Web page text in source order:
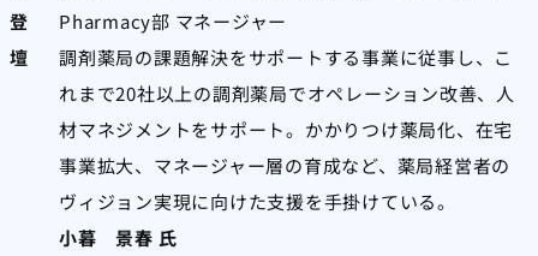
登
壇
Pharmacy部 マネージャー
調剤薬局の課題解決をサポートする事業に従事し、こ
れまで20社以上の調剤薬局でオペレーション改善、人
材マネジメントをサポート。かかりつけ薬局化、在宅
事業拡大、マネージャー層の育成など、薬局経営者の
ヴィジョン実現に向けた支援を手掛けている。
小暮 景春 氏